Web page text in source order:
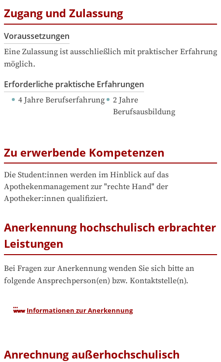
Zugang und Zulassung
Voraussetzungen
Eine Zulassung ist ausschließlich mit praktischer Erfahrung
möglich.
Erforderliche praktische Erfahrungen
4 Jahre Berufserfahrung
2 Jahre
Berufsausbildung
Zu erwerbende Kompetenzen
Die Student:innen werden im Hinblick auf das
Apothekenmanagement zur "rechte Hand" der
Apotheker:innen qualifiziert.
Anerkennung hochschulisch erbrachter
Leistungen
Bei Fragen zur Anerkennung wenden Sie sich bitte an
folgende Ansprechperson(en) bzw. Kontaktstelle(n).
Informationen zur Anerkennung
Anrechnung außerhochschulisch